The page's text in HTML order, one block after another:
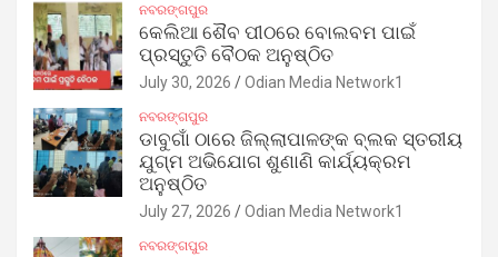
ନବରଙ୍ଗପୁର
କେଲିଆ ଶୈବ ପୀଠରେ ବୋଲବମ ପାଇଁ
ପ୍ରସ୍ତୁତି ବୈଠକ ଅନୁଷ୍ଠିତ
July 30, 2026 Odian Media Network1
ନବରଙ୍ଗପୁର
ଡାବୁଗାଁ ଠାରେ ଜିଲ୍ଲାପାଳଙ୍କ ବ୍ଲକ ସ୍ତରୀୟ
ଯୁଗ୍ମ ଅଭିଯୋଗ ଶୁଣାଣି କାର୍ଯ୍ୟକ୍ରମ
ଅନୁଷ୍ଠିତ
July 27, 2026 Odian Media Network1
ନବରଙ୍ଗପୁର